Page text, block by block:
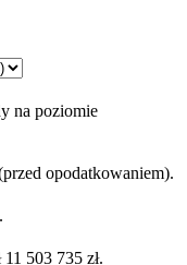
na poziomie
opodatkowaniem).
503 735 zł.